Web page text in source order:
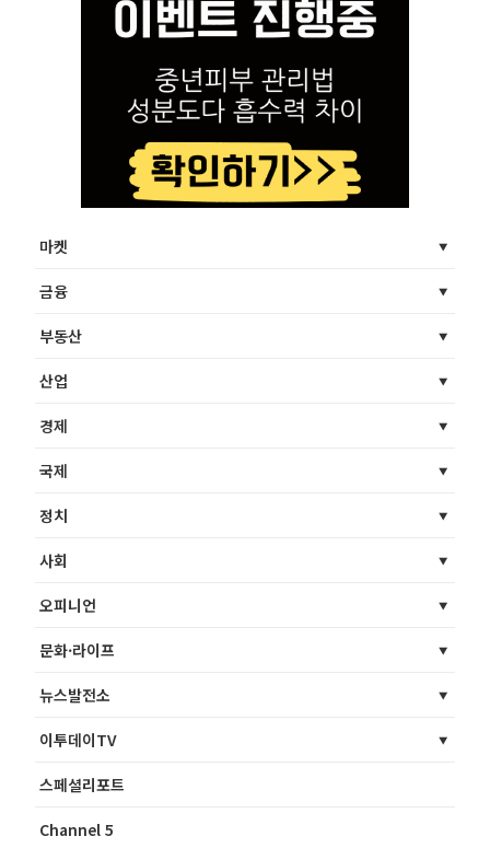
마켓
금융
부동산
산업
경제
국제
정치
사회
오피니언
문화·라이프
뉴스발전소
이투데이TV
스페셜리포트
Channel 5